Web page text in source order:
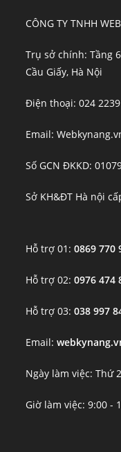
CÔNG TY TNHH
Trụ sở chính: Tầng
Cầu Giấy, Hà Nội
Điện thoại: 024
Email:
Số GCN ĐKKD:
Sở KH&ĐT Hà nội
Hỗ trợ 01:0869 770
Hỗ trợ 02:0976 474
Hỗ trợ 03:038 997
Email:
Ngày làm việc: Thứ
Giờ làm việc: 9:00 -